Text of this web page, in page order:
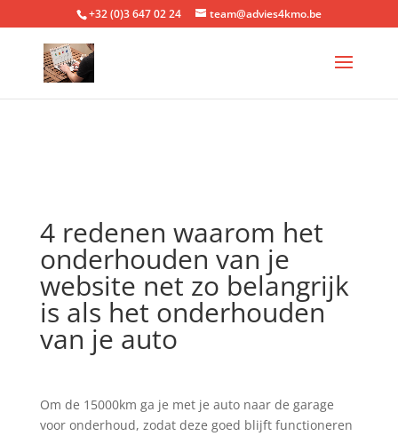
+32 (0)3 647 02 24 team@advies4kmo.be
4 redenen waarom het
onderhouden van je
website net zo belangrijk
is als het onderhouden
van je auto
Om de 15000km ga je met je auto naar de garage
voor onderhoud, zodat deze goed blijft functioneren